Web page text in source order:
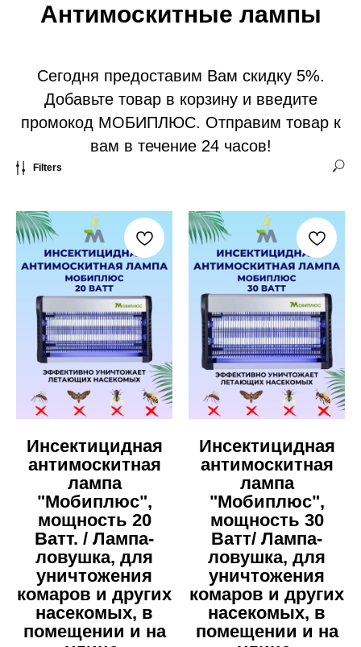
Антимоскитные лампы
Сегодня предоставим Вам скидку 5%.
Добавьте товар в корзину и введите
промокод МОБИПЛЮС. Отправим товар к
вам в течение 24 часов!
Filters
Инсектицидная
антимоскитная
лампа
"Мобиплюс",
мощность 20
Ватт. / Лампа-
ловушка, для
уничтожения
комаров и других
насекомых, в
помещении и на
Инсектицидная
антимоскитная
лампа
"Мобиплюс",
мощность 30
Ватт/ Лампа-
ловушка, для
уничтожения
комаров и других
насекомых, в
помещении и на